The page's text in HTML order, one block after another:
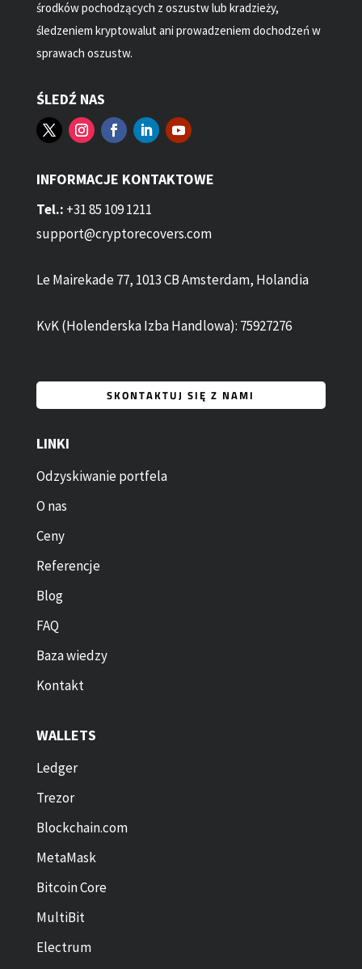
środków pochodzących z oszustw lub kradzieży,
śledzeniem kryptowalut ani prowadzeniem dochodzeń w
sprawach oszustw.
ŚLEDŹ NAS
INFORMACJE KONTAKTOWE
Tel.: +31 85 109 1211
support@cryptorecovers.com
Le Mairekade 77, 1013 CB Amsterdam, Holandia
KvK (Holenderska Izba Handlowa): 75927276
SKONTAKTUJ SIĘ Z NAMI
LINKI
Odzyskiwanie portfela
O nas
Ceny
Referencje
Blog
FAQ
Baza wiedzy
Kontakt
WALLETS
Ledger
Trezor
Blockchain.com
MetaMask
Bitcoin Core
MultiBit
Electrum